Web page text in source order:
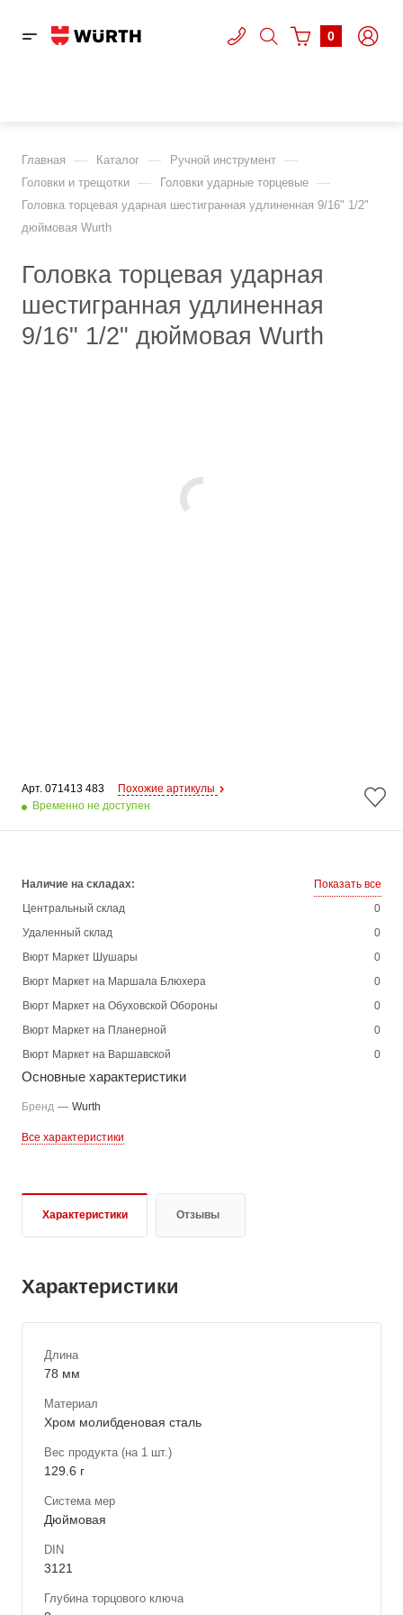
0
Главная — Каталог — Ручной инструмент —
Головки и трещотки — Головки ударные торцевые —
Головка торцевая ударная шестигранная удлиненная 9/16" 1/2"
дюймовая Wurth
Головка торцевая ударная
шестигранная удлиненная
9/16" 1/2" дюймовая Wurth
Арт. 071413 483
Похожие артикулы
Временно не доступен
Наличие на складах:
Показать все
Центральный склад
0
Удаленный склад
0
Вюрт Маркет Шушары
0
Вюрт Маркет на Маршала Блюхера
0
Вюрт Маркет на Обуховской Обороны
0
Вюрт Маркет на Планерной
0
Вюрт Маркет на Варшавской
0
Основные характеристики
Бренд — Wurth
Все характеристики
Характеристики Отзывы
Характеристики
Длина
78 мм
Материал
Хром молибденовая сталь
Вес продукта (на 1 шт.)
129.6 г
Система мер
Дюймовая
DIN
3121
Глубина торцового ключа